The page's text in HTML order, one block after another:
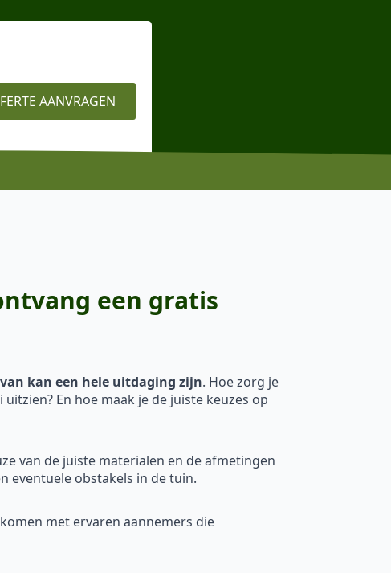
AANVRAGEN
een gratis
kan een hele uitdaging zijn. Hoe zorg je
En hoe maak je de juiste keuzes op
van de juiste materialen en de afmetingen
eventuele obstakels in de tuin.
met ervaren aannemers die